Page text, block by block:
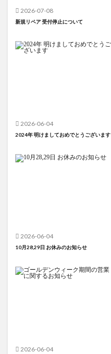
2026-07-08
新規リペア 受付停止について
2026-06-04
2024年 明けましておめでとうございます
2026-06-04
10月28,29日 お休みのお知らせ
2026-06-04